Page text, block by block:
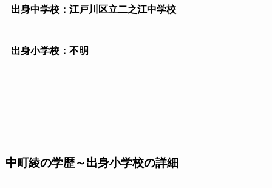
出身中学校：江戸川区立二之江中学校
出身小学校：不明
中町綾の学歴～出身小学校の詳細